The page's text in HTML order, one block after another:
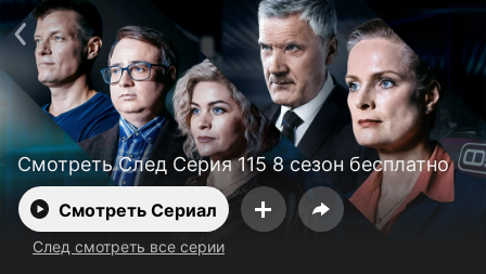
Смотреть След Серия 115 8 сезон бесплатно
Смотреть Сериал
След смотреть все серии
Поддержка:support@24h.tv
О сервисе
Пользовательское соглашение
Политика конфиденциальности
Для партнёров
Открыть приложение
Ввести промокод
Установить на ТВ
Бесплатные каналы Контакты